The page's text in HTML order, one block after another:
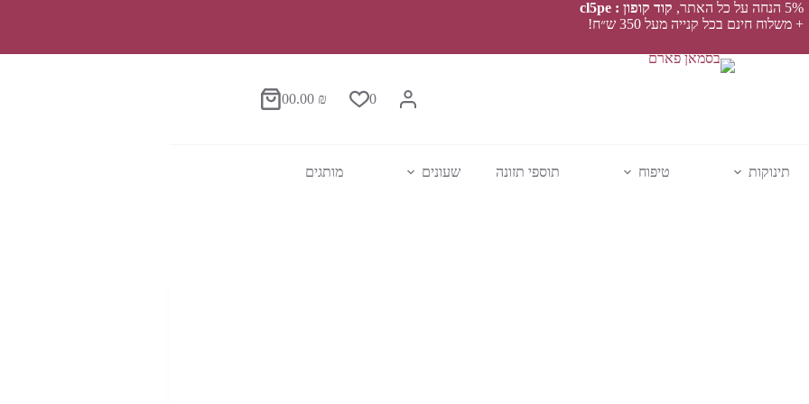
5% הנחה על כל האתר,
קוד קופון : cl5pe
+ משלוח חינם בכל קנייה מעל 350 ש״ח!
0
סל0.00 ₪
0
תינוקות טיפוח תוספי תזונה שעונים מותגים